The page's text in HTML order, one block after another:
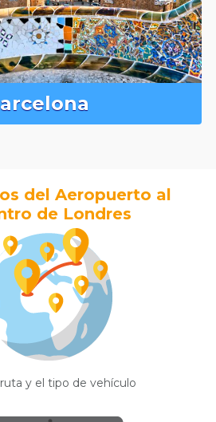
del Aeropuerto al
de Londres
ruta y el tipo de vehículo